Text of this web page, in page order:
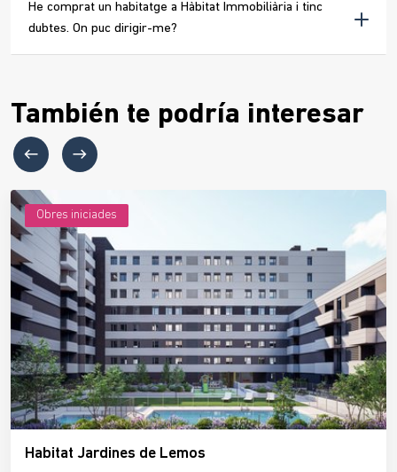
He comprat un habitatge a Hàbitat Immobiliària i tinc
dubtes. On puc dirigir-me?
También te podría interesar
Obres iniciades
Habitat Jardines de Lemos